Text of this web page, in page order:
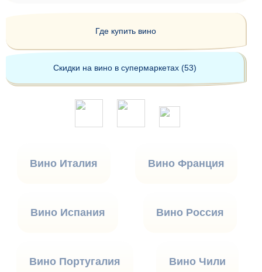
Где купить вино
Скидки на вино в супермаркетах (53)
Вино Италия Вино Франция
Вино Испания Вино Россия
Вино Португалия Вино Чили